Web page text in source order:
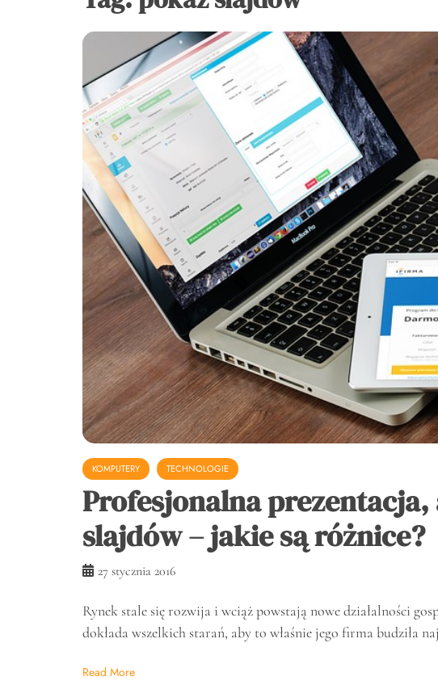
KOMPUTERY TECHNOLOGIE
Profesjonalna prezentacja,
slajdów – jakie są różnice?
27 stycznia 2016
Rynek stale się rozwija i wciąż powstają nowe działalności
dokłada wszelkich starań, aby to właśnie jego firma budziła
Read More